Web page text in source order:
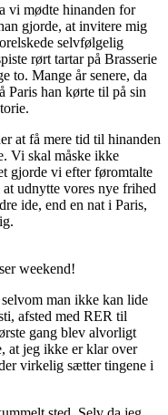
vi mødte hinanden for
gjorde, at invitere mig
selvfølgelig
rørt tartar på Brasserie
to. Mange år senere, da
Paris han kørte til på sin
at få mere tid til hinanden
Vi skal måske ikke
gjorde vi efter føromtalte
udnytte vores nye frihed
ide, end en nat i Paris,
weekend!
man ikke kan lide
afsted med RER til
gang blev alvorligt
at jeg ikke er klar over
virkelig sætter tingene i